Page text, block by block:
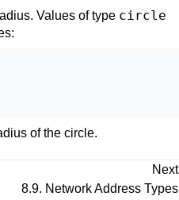
Values of type circle
of the circle.
Next
8.9. Network Address Types